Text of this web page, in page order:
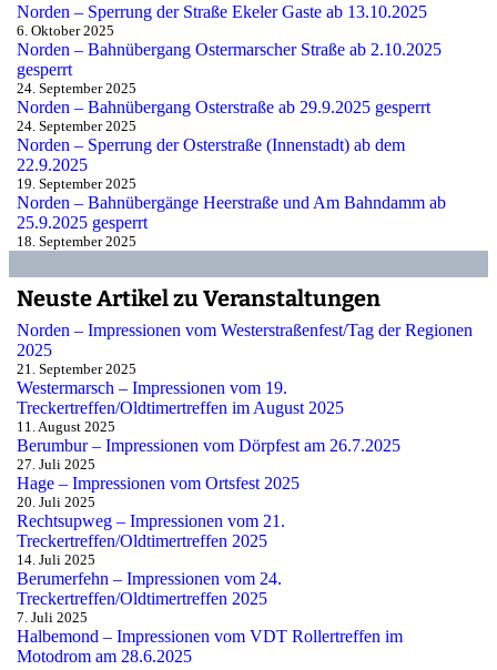
Norden – Sperrung der Straße Ekeler Gaste ab 13.10.2025
6. Oktober 2025
Norden – Bahnübergang Ostermarscher Straße ab 2.10.2025
gesperrt
24. September 2025
Norden – Bahnübergang Osterstraße ab 29.9.2025 gesperrt
24. September 2025
Norden – Sperrung der Osterstraße (Innenstadt) ab dem
22.9.2025
19. September 2025
Norden – Bahnübergänge Heerstraße und Am Bahndamm ab
25.9.2025 gesperrt
18. September 2025
Neuste Artikel zu Veranstaltungen
Norden – Impressionen vom Westerstraßenfest/Tag der Regionen
2025
21. September 2025
Westermarsch – Impressionen vom 19.
Treckertreffen/Oldtimertreffen im August 2025
11. August 2025
Berumbur – Impressionen vom Dörpfest am 26.7.2025
27. Juli 2025
Hage – Impressionen vom Ortsfest 2025
20. Juli 2025
Rechtsupweg – Impressionen vom 21.
Treckertreffen/Oldtimertreffen 2025
14. Juli 2025
Berumerfehn – Impressionen vom 24.
Treckertreffen/Oldtimertreffen 2025
7. Juli 2025
Halbemond – Impressionen vom VDT Rollertreffen im
Motodrom am 28.6.2025